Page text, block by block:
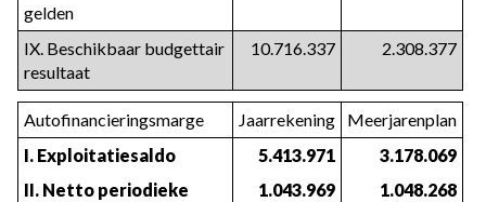
gelden
IX. Beschikbaar budgettair
resultaat
10.716.337 2.308.377
Autofinancieringsmarge Jaarrekening
Meerjarenplan
I. Exploitatiesaldo
5.413.971
3.178.069
II. Netto periodieke
1.043.969 1.048.268